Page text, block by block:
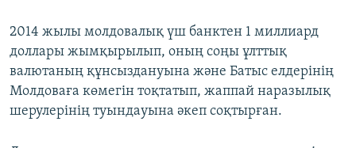
2014 жылы молдовалық үш банктен 1 миллиард
доллары жымқырылып, оның соңы ұлттық
валютаның құнсыздануына және Батыс елдерінің
Молдоваға көмегін тоқтатып, жаппай наразылық
шерулерінің туындауына әкеп соқтырған.